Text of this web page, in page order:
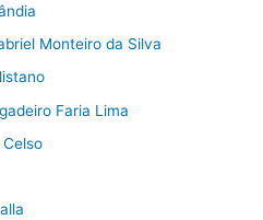
Monteiro da Silva
Faria Lima
Celso